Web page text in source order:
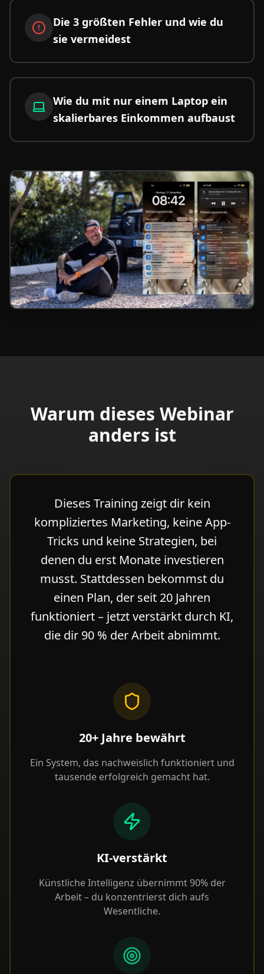
Die 3 größten Fehler und wie du
sie vermeidest
Wie du mit nur einem Laptop ein
skalierbares Einkommen aufbaust
Warum dieses Webinar
anders ist
Dieses Training zeigt dir kein
kompliziertes Marketing, keine App-
Tricks und keine Strategien, bei
denen du erst Monate investieren
musst. Stattdessen bekommst du
einen Plan, der seit 20 Jahren
funktioniert – jetzt verstärkt durch KI,
die dir 90 % der Arbeit abnimmt.
20+ Jahre bewährt
Ein System, das nachweislich funktioniert und
tausende erfolgreich gemacht hat.
KI-verstärkt
Künstliche Intelligenz übernimmt 90% der
Arbeit – du konzentrierst dich aufs
Wesentliche.